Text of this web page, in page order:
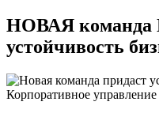
НОВАЯ команда
устойчивость
Корпоративное управление